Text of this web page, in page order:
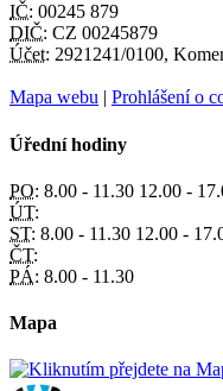
IČ: 00245 879
DIČ: CZ 00245879
Účet: 2921241/0100,
Mapa webu | Prohlášení o
Úřední hodiny
PO: 8.00 - 11.30 12.00 -
ÚT:
ST: 8.00 - 11.30 12.00 -
ČT:
PÁ: 8.00 - 11.30
Mapa